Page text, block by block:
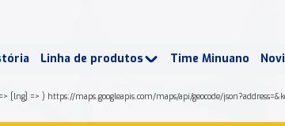
Linha de produtos Time Minuano
[lng] => ) https://maps.googleapis.com/maps/api/geocode/